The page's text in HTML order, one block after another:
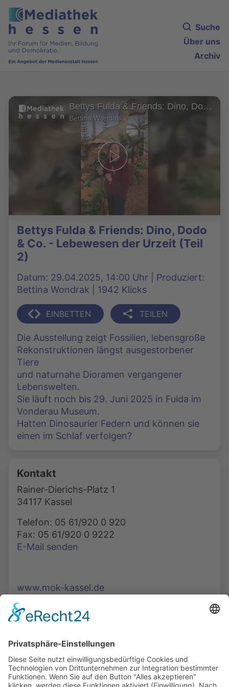
Suche
Über uns
Archiv
Bettys Fulda & Friends: Dino, Dodo & Co. - Lebewesen der Urzeit (Teil 2)
Bettina Wondrak
Bettys Fulda & Friends: Dino, Dodo
& Co. - Lebewesen der Urzeit (Teil
2)
Datum: 29.04.2025, 14:00 Uhr | Produziert:
Bettina Wondrak | 1942 Klicks
EINBETTEN TEILEN
Die Ausstellung zeigt Fossilien, lebensgroße
Rekonstruktionen längst ausgestorbener
Tiere
und naturnahe Dioramen vergangener
Lebenswelten.
Sie läuft noch bis 29. Juni 2025 in Fulda im
Vonderau Museum.
Hatten Dinosaurier Federn und können sie
einen im Schlaf verfolgen?
Kontakt
Rainer-Dierichs-Platz 1
34117 Kassel
Telefon: 05 61/920 0 920
Fax: 05 61/920 0 9222
E-Mail senden
www.mok-kassel.de
Podcasts, Themen und Informationen.
Entdecken Sie unser Forum für Medien, Bildung